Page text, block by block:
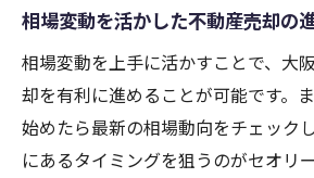
相場変動を活かした不動産売却の
相場変動を上手に活かすことで、大
却を有利に進めることが可能です。
始めたら最新の相場動向をチェック
にあるタイミングを狙うのがセオリ